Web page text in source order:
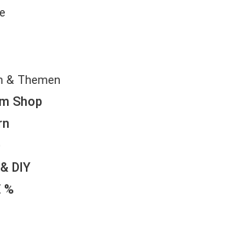
& Themen
Shop
DIY
%